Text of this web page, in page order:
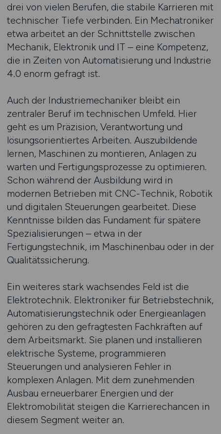
drei von vielen Berufen, die stabile Karrieren mit
technischer Tiefe verbinden. Ein Mechatroniker
etwa arbeitet an der Schnittstelle zwischen
Mechanik, Elektronik und IT – eine Kompetenz,
die in Zeiten von Automatisierung und Industrie
4.0 enorm gefragt ist.
Auch der Industriemechaniker bleibt ein
zentraler Beruf im technischen Umfeld. Hier
geht es um Präzision, Verantwortung und
lösungsorientiertes Arbeiten. Auszubildende
lernen, Maschinen zu montieren, Anlagen zu
warten und Fertigungsprozesse zu optimieren.
Schon während der Ausbildung wird in
modernen Betrieben mit CNC-Technik, Robotik
und digitalen Steuerungen gearbeitet. Diese
Kenntnisse bilden das Fundament für spätere
Spezialisierungen – etwa in der
Fertigungstechnik, im Maschinenbau oder in der
Qualitätssicherung.
Ein weiteres stark wachsendes Feld ist die
Elektrotechnik. Elektroniker für Betriebstechnik,
Automatisierungstechnik oder Energieanlagen
gehören zu den gefragtesten Fachkräften auf
dem Arbeitsmarkt. Sie planen und installieren
elektrische Systeme, programmieren
Steuerungen und analysieren Fehler in
komplexen Anlagen. Mit dem zunehmenden
Ausbau erneuerbarer Energien und der
Elektromobilität steigen die Karrierechancen in
diesem Segment weiter an.